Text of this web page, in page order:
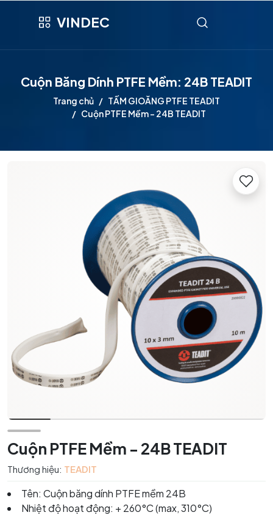
VINDEC
Cuộn Băng Dính PTFE Mềm: 24B TEADIT
Trang chủ
TẤM GIOĂNG PTFE TEADIT
Cuộn PTFE Mềm - 24B TEADIT
Cuộn PTFE Mềm - 24B TEADIT
Thương hiệu: TEADIT
Tên: Cuộn băng dính PTFE mềm 24B
Nhiệt độ hoạt động: + 260°C (max, 310°C)